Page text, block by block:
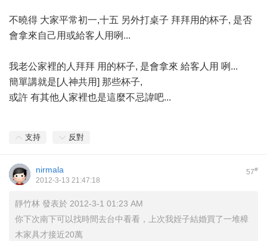
不曉得 大家平常初一,十五 另外打桌子 拜拜用的杯子, 是否
會拿來自己用或給客人用咧...
我老公家裡的人拜拜 用的杯子, 是會拿來 給客人用 咧...
簡單講就是[人神共用] 那些杯子,
或許 有其他人家裡也是這麼不忌諱吧...
支持 反對
57#
nirmala
2012-3-13 21:47:18
靜竹林 發表於 2012-3-1 01:23 AM
你下次南下可以找時間去台中看看，上次我姪子結婚買了一堆樟
木家具才接近20萬